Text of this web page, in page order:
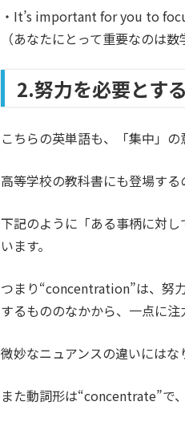
・It’s important for you to
（あなたにとって重要なのは
2.努力を必要とす
こちらの英単語も、「集中」の
高等学校の教科書にも登場する
下記のように「ある事柄に対
います。
つまり“concentration”は、努
するもののなかから、一点に注
微妙なニュアンスの違いにはな
また動詞形は“concentrate”で